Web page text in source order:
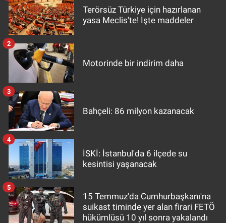
Terörsüz Türkiye için hazırlanan
yasa Meclis'te! İşte maddeler
Motorinde bir indirim daha
2
Bahçeli: 86 milyon kazanacak
3
İSKİ: İstanbul'da 6 ilçede su
kesintisi yaşanacak
4
15 Temmuz'da Cumhurbaşkanı'na
suikast timinde yer alan firari FETÖ
hükümlüsü 10 yıl sonra yakalandı
5